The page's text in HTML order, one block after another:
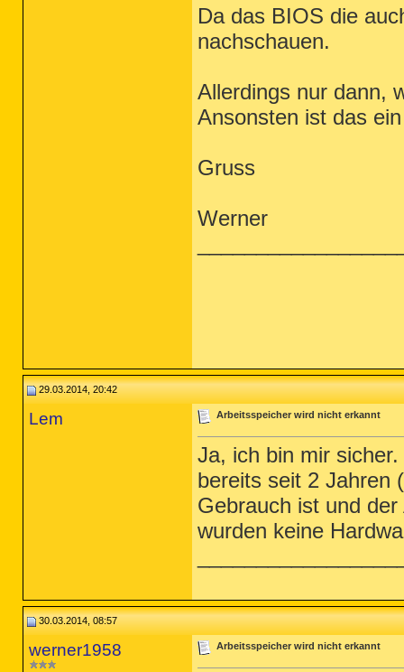
Da das BIOS die
nachschauen.
Allerdings nur dann,
Ansonsten ist das
Gruss
Werner
29.03.2014, 20:42
Lem Arbeitsspeicher wird nicht erkannt
Ja, ich bin mir
bereits seit 2 Jahren
Gebrauch ist und
wurden keine
30.03.2014, 08:57
werner1958 Arbeitsspeicher wird nicht erkannt